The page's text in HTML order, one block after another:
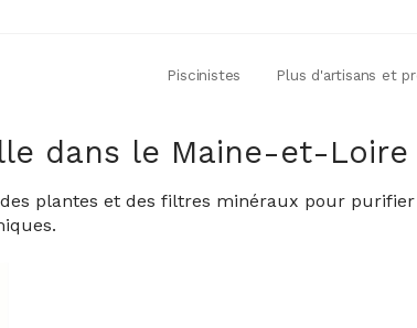
Piscinistes Plus d'artisans et
dans le Maine-et-Loire
plantes et des filtres minéraux pour purifier